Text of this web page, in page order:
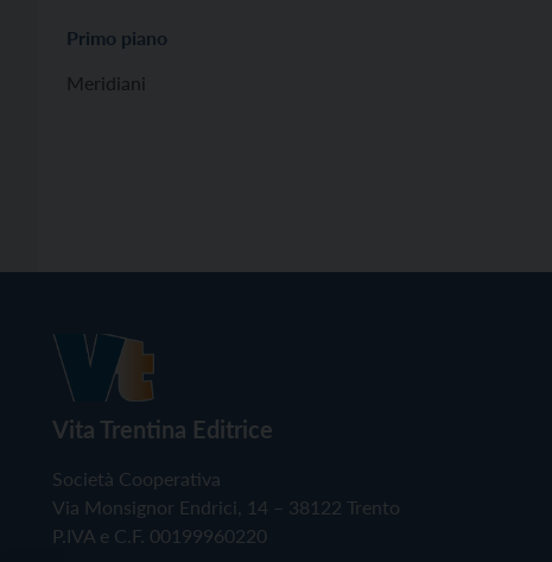
Primo piano
Meridiani
Vita Trentina Editrice
Società Cooperativa
Via Monsignor Endrici, 14 – 38122 Trento
P.IVA e C.F. 00199960220